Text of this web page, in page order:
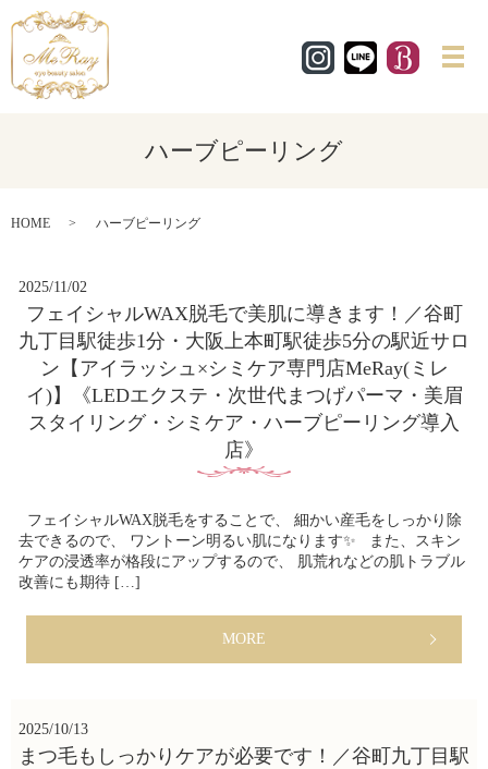
メ
ハーブピーリング
HOME ハーブピーリング
2025/11/02
フェイシャルWAX脱毛で美肌に導きます！／谷町
九丁目駅徒歩1分・大阪上本町駅徒歩5分の駅近サロ
ン【アイラッシュ×シミケア専門店MeRay(ミレ
イ)】《LEDエクステ・次世代まつげパーマ・美眉
スタイリング・シミケア・ハーブピーリング導入
店》
フェイシャルWAX脱毛をすることで、 細かい産毛をしっかり除
去できるので、 ワントーン明るい肌になります✨ また、スキン
ケアの浸透率が格段にアップするので、 肌荒れなどの肌トラブル
改善にも期待 […]
MORE
2025/10/13
まつ毛もしっかりケアが必要です！／谷町九丁目駅